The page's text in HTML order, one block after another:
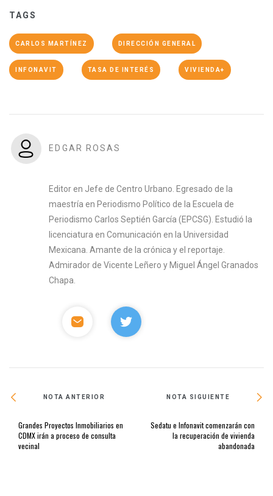
TAGS
CARLOS MARTÍNEZ DIRECCIÓN GENERAL
INFONAVIT TASA DE INTERÉS VIVIENDA+
EDGAR ROSAS
Editor en Jefe de Centro Urbano. Egresado de la
maestría en Periodismo Político de la Escuela de
Periodismo Carlos Septién García (EPCSG). Estudió la
licenciatura en Comunicación en la Universidad
Mexicana. Amante de la crónica y el reportaje.
Admirador de Vicente Leñero y Miguel Ángel Granados
Chapa.
NOTA ANTERIOR
Grandes Proyectos Inmobiliarios en
CDMX irán a proceso de consulta
vecinal
NOTA SIGUIENTE
Sedatu e Infonavit comenzarán con
la recuperación de vivienda
abandonada